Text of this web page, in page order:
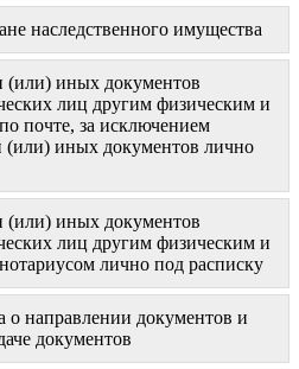
наследственного имущества
(или) иных документов
лиц другим физическим и
почте, за исключением
(или) иных документов лично
(или) иных документов
лиц другим физическим и
лично под расписку
о направлении документов и
документов